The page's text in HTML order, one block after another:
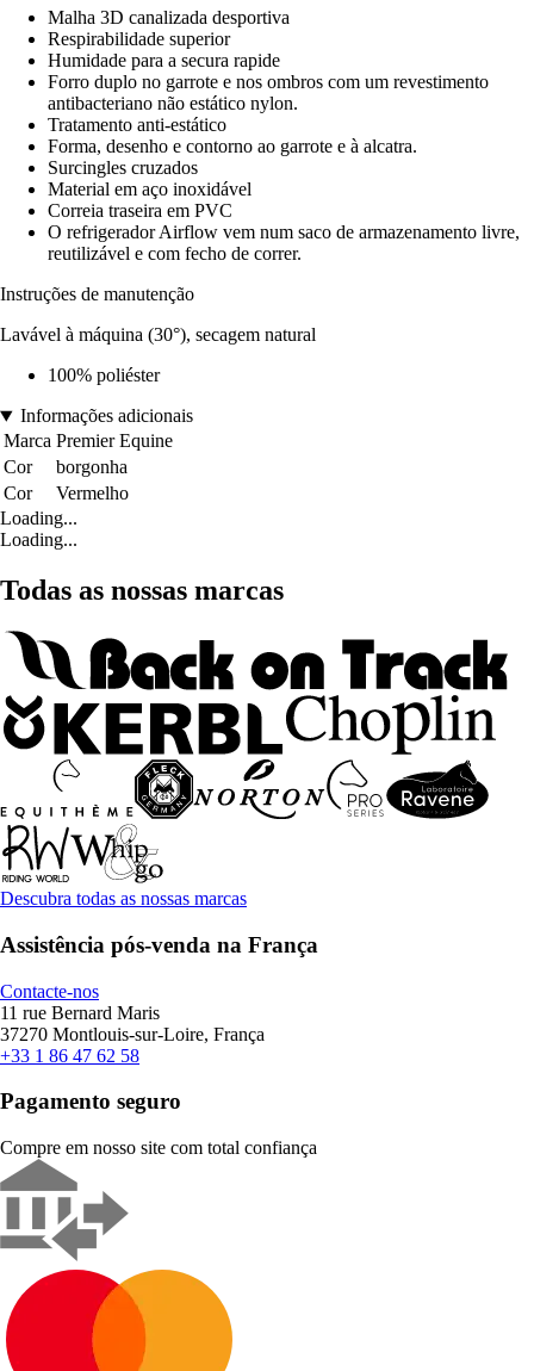
Malha 3D canalizada desportiva
Respirabilidade superior
Humidade para a secura rapide
Forro duplo no garrote e nos ombros com um revestimento
antibacteriano não estático nylon.
Tratamento anti-estático
Forma, desenho e contorno ao garrote e à alcatra.
Surcingles cruzados
Material em aço inoxidável
Correia traseira em PVC
O refrigerador Airflow vem num saco de armazenamento livre,
reutilizável e com fecho de correr.
Instruções de manutenção
Lavável à máquina (30°), secagem natural
100% poliéster
Informações adicionais
Marca Premier Equine
Cor
borgonha
Cor
Vermelho
Loading...
Loading...
Todas as nossas marcas
Descubra todas as nossas marcas
Assistência pós-venda na França
Contacte-nos
11 rue Bernard Maris
37270 Montlouis-sur-Loire, França
+33 1 86 47 62 58
Pagamento seguro
Compre em nosso site com total confiança